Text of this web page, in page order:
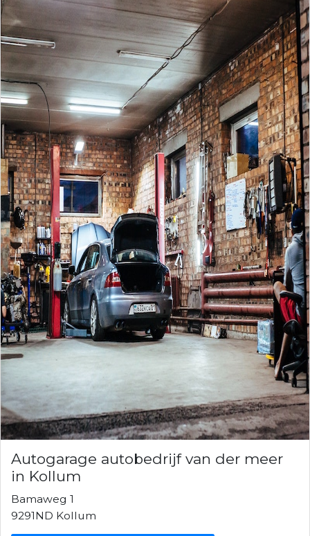
Autogarage autobedrijf van der meer
in Kollum
Bamaweg 1
9291ND Kollum